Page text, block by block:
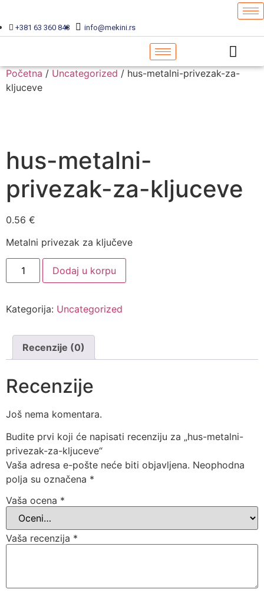
+381 63 360 843 info@mekini.rs
Početna / Uncategorized / hus-metalni-privezak-za-
kljuceve
hus-metalni-
privezak-za-kljuceve
0.56 €
Metalni privezak za ključeve
Dodaj u korpu
Kategorija: Uncategorized
Recenzije (0)
Recenzije
Još nema komentara.
Budite prvi koji će napisati recenziju za „hus-metalni-
privezak-za-kljuceve“
Vaša adresa e-pošte neće biti objavljena. Neophodna
polja su označena *
Vaša ocena *
Vaša recenzija *